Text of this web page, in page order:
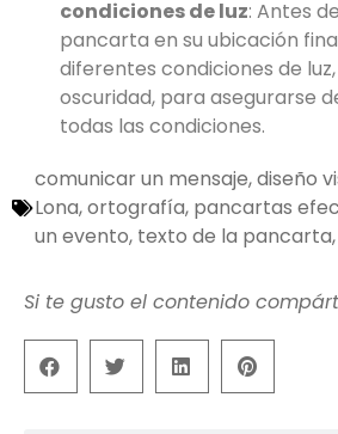
condiciones de luz: Antes
pancarta en su ubicación
diferentes condiciones de
oscuridad, para asegurarse
todas las condiciones.
comunicar un mensaje,diseño
Lona,ortografía, pancartas
un evento, texto de la pancarta,
Si te gusto el contenido